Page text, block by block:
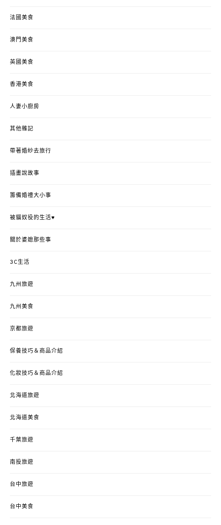
法國美食
澳門美食
英國美食
香港美食
人妻小廚房
其他雜記
帶著婚紗去旅行
插畫說故事
籌備婚禮大小事
被貓奴役的生活♥
關於婆媳那些事
3C生活
九州旅遊
九州美食
京都旅遊
保養技巧＆商品介紹
化妝技巧＆商品介紹
北海道旅遊
北海道美食
千葉旅遊
南投旅遊
台中旅遊
台中美食